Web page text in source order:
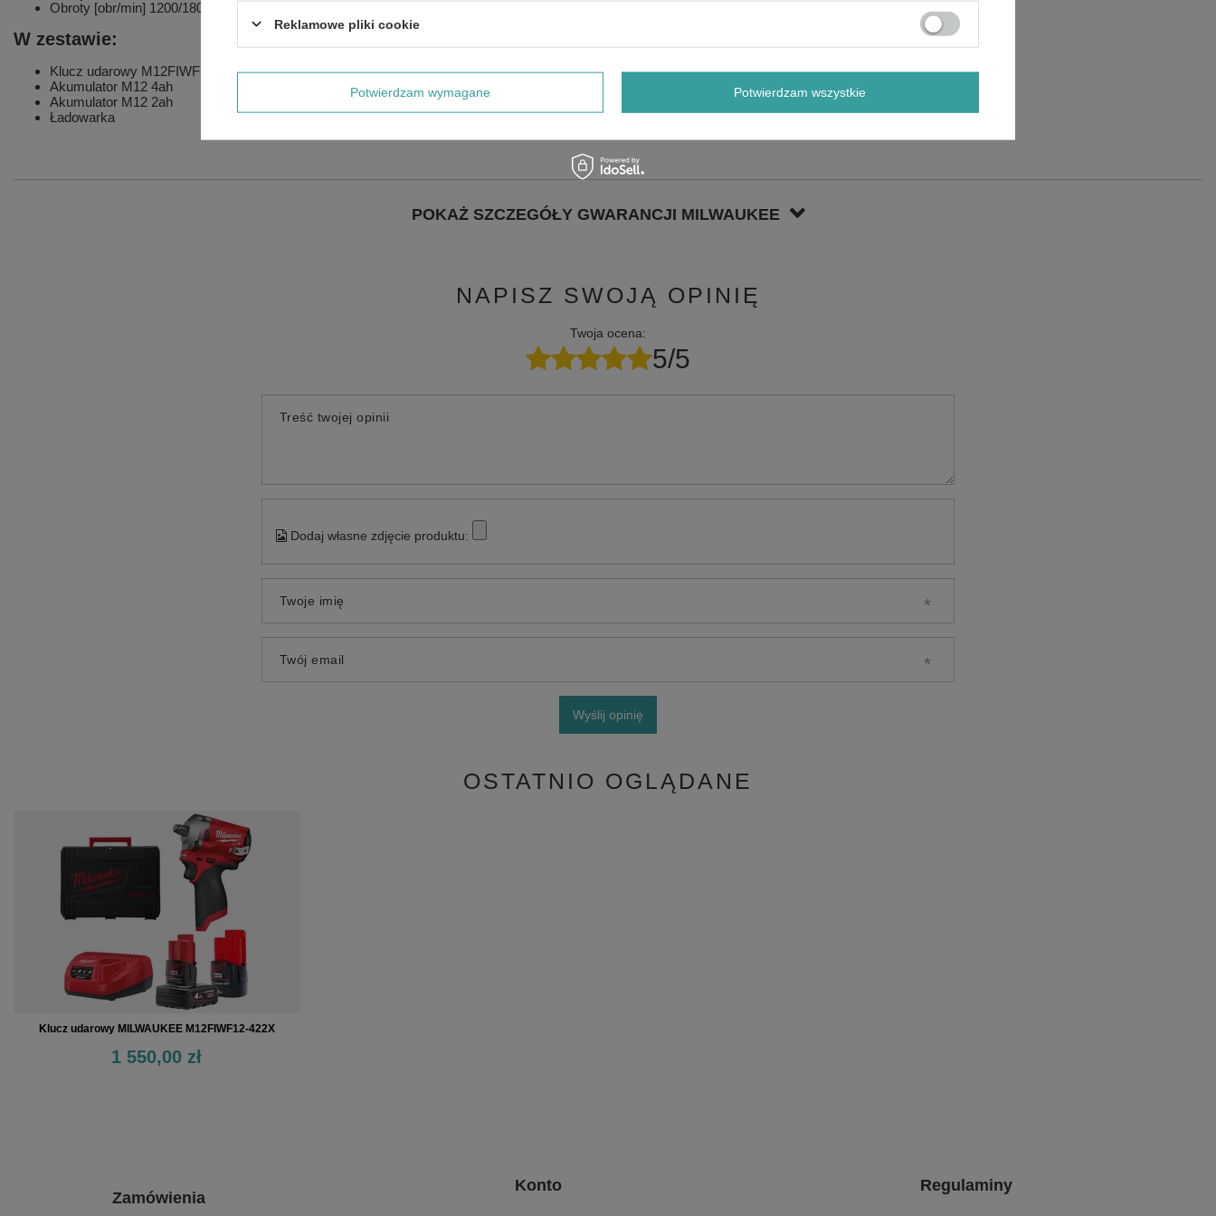
Obroty [obr/min] 1200/1800/2700/2700
W zestawie:
Klucz udarowy M12FIWF12
Akumulator M12 4ah
Akumulator M12 2ah
Ładowarka
POKAŻ SZCZEGÓŁY GWARANCJI MILWAUKEE
NAPISZ SWOJĄ OPINIĘ
Twoja ocena:
5/5
Treść twojej opinii
Dodaj własne zdjęcie produktu:
Twoje imię
Twój email
Wyślij opinię
OSTATNIO OGLĄDANE
Klucz udarowy MILWAUKEE M12FIWF12-422X
1 550,00 zł
Zamówienia
Konto Regulaminy
Reklamowe pliki cookie
Potwierdzam wymagane Potwierdzam wszystkie